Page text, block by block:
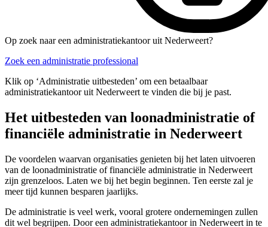
Op zoek naar een administratiekantoor uit Nederweert?
Zoek een administratie professional
Klik op ‘Administratie uitbesteden’ om een betaalbaar
administratiekantoor uit Nederweert te vinden die bij je past.
Het uitbesteden van loonadministratie of
financiële administratie in Nederweert
De voordelen waarvan organisaties genieten bij het laten uitvoeren
van de loonadministratie of financiële administratie in Nederweert
zijn grenzeloos. Laten we bij het begin beginnen. Ten eerste zal je
meer tijd kunnen besparen jaarlijks.
De administratie is veel werk, vooral grotere ondernemingen zullen
dit wel begrijpen. Door een administratiekantoor in Nederweert in te